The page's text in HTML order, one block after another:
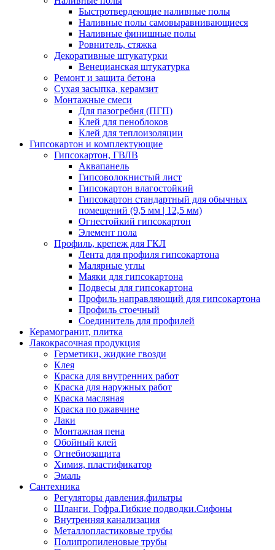
Быстротвердеющие наливные полы
Наливные полы самовыравнивающиеся
Наливные финишные полы
Ровнитель, стяжка
Декоративные штукатурки
Венецианская штукатурка
Ремонт и защита бетона
Сухая засыпка, керамзит
Монтажные смеси
Для пазогребня (ПГП)
Клей для пеноблоков
Клей для теплоизоляции
Гипсокартон и комплектующие
Гипсокартон, ГВЛВ
Аквапанель
Гипсоволокнистый лист
Гипсокартон влагостойкий
Гипсокартон стандартный для обычных
помещений (9,5 мм | 12,5 мм)
Огнестойкий гипсокартон
Элемент пола
Профиль, крепеж для ГКЛ
Лента для профиля гипсокартона
Малярные углы
Маяки для гипсокартона
Подвесы для гипсокартона
Профиль направляющий для гипсокартона
Профиль стоечный
Соединитель для профилей
Керамогранит, плитка
Лакокрасочная продукция
Герметики, жидкие гвозди
Клея
Краска для внутренних работ
Краска для наружных работ
Краска масляная
Краска по ржавчине
Лаки
Монтажная пена
Обойный клей
Огнебиозащита
Химия, пластификатор
Эмаль
Сантехника
Регуляторы давления,фильтры
Шланги. Гофра.Гибкие подводки.Сифоны
Внутренняя канализация
Металлопластиковые трубы
Полипропиленовые трубы